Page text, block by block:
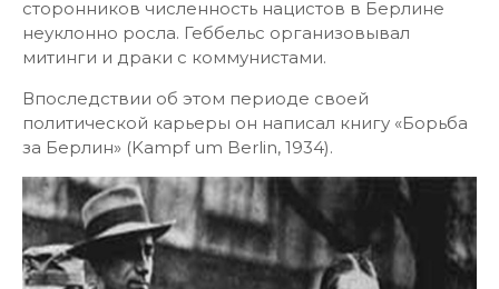
сторонников численность нацистов в Берлине
неуклонно росла. Геббельс организовывал
митинги и драки с коммунистами.
Впоследствии об этом периоде своей
политической карьеры он написал книгу «Борьба
за Берлин» (Kampf um Berlin, 1934).